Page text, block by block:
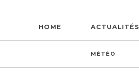
HOME ACTUALITÉS
MÉTÉO